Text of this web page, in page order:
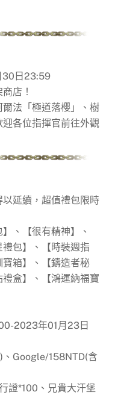
30日23:59
店！
法「極道落櫻」、樹
各位指揮官前往外觀
延續，超值禮包限時
、【很有精神】、
禮包】、【時裝週指
箱】、【鑄造者秘
盒】、【鴻運納福寶
2023年01月23日
Google/158NTD(含
證*100、兄貴大汗堡